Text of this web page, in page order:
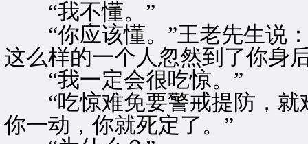
“我不懂。”
“你应该懂。”王老先生说：
这么样的一个人忽然到了你身
“我一定会很吃惊。”
“吃惊难免要警戒提防，就
你一动，你就死定了。”